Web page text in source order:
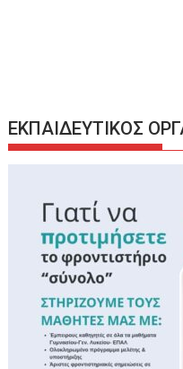
ΕΚΠΑΙΔΕΥΤΙΚΟΣ